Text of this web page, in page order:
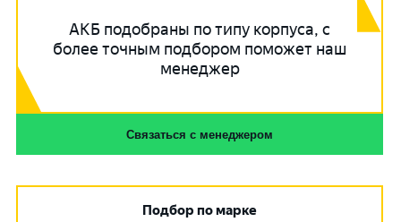
АКБ подобраны по типу корпуса, с
более точным подбором поможет наш
менеджер
Связаться с менеджером
Подбор по марке